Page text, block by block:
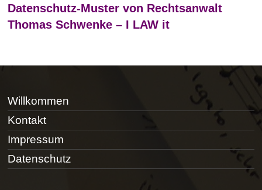
Datenschutz-Muster von Rechtsanwalt
Thomas Schwenke – I LAW it
Willkommen
Kontakt
Impressum
Datenschutz